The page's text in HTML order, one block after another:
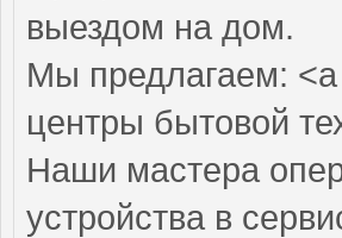
выездом на дом.
Мы предлагаем:
центры бытовой
Наши мастера
устройства в